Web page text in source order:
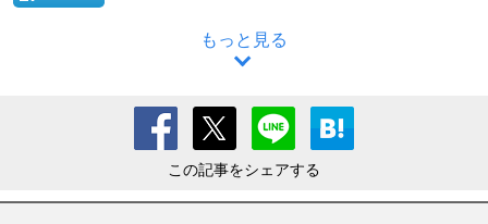
もっと見る
この記事をシェアする